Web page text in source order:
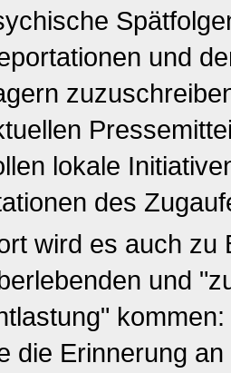
und
lokale
des
wird es auch zu
und
die Erinnerung